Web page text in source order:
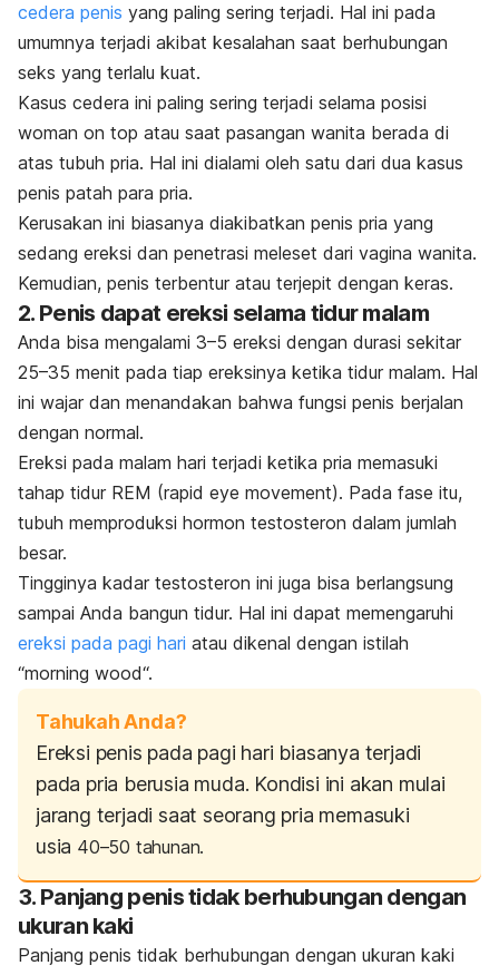
cedera penis yang paling sering terjadi. Hal ini pada
umumnya terjadi akibat kesalahan saat berhubungan
seks yang terlalu kuat.
Kasus cedera ini paling sering terjadi selama posisi
woman on top atau saat pasangan wanita berada di
atas tubuh pria. Hal ini dialami oleh satu dari dua kasus
penis patah para pria.
Kerusakan ini biasanya diakibatkan penis pria yang
sedang ereksi dan penetrasi meleset dari vagina wanita.
Kemudian, penis terbentur atau terjepit dengan keras.
2. Penis dapat ereksi selama tidur malam
Anda bisa mengalami 3–5 ereksi dengan durasi sekitar
25–35 menit pada tiap ereksinya ketika tidur malam. Hal
ini wajar dan menandakan bahwa fungsi penis berjalan
dengan normal.
Ereksi pada malam hari terjadi ketika pria memasuki
tahap tidur REM (rapid eye movement). Pada fase itu,
tubuh memproduksi hormon testosteron dalam jumlah
besar.
Tingginya kadar testosteron ini juga bisa berlangsung
sampai Anda bangun tidur. Hal ini dapat memengaruhi
ereksi pada pagi hari atau dikenal dengan istilah
“morning wood“.
Tahukah Anda?
Ereksi penis pada pagi hari biasanya terjadi
pada pria berusia muda. Kondisi ini akan mulai
jarang terjadi saat seorang pria memasuki
usia 40–50 tahunan.
3. Panjang penis tidak berhubungan dengan
ukuran kaki
Panjang penis tidak berhubungan dengan ukuran kaki